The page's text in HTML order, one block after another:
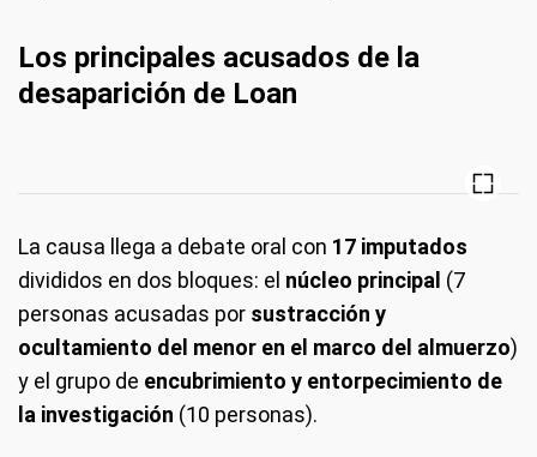
Los principales acusados de la
desaparición de Loan
La causa llega a debate oral con 17 imputados
divididos en dos bloques: el núcleo principal (7
personas acusadas por sustracción y
ocultamiento del menor en el marco del almuerzo)
y el grupo de encubrimiento y entorpecimiento de
la investigación (10 personas).